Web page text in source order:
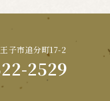
子市追分町17-2
2529